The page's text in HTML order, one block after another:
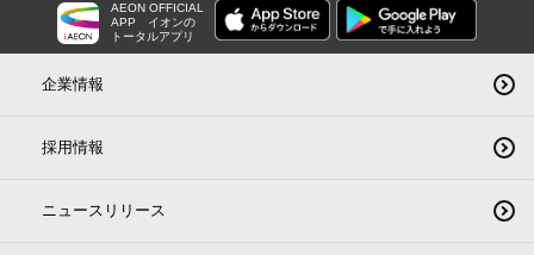
AEON OFFICIAL
APP
イオンの
トータルアプリ
企業情報
採用情報
ニュースリリース